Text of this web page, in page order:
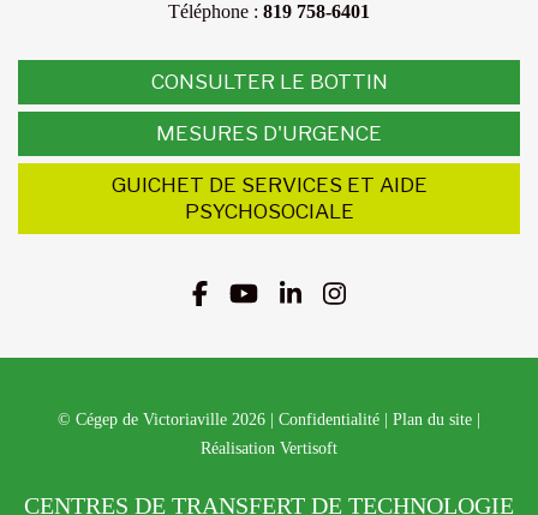
Téléphone : 819 758-6401
CONSULTER LE BOTTIN
MESURES D'URGENCE
GUICHET DE SERVICES ET AIDE
PSYCHOSOCIALE
© Cégep de Victoriaville 2026 Confidentialité Plan du site
Réalisation Vertisoft
CENTRES DE TRANSFERT DE TECHNOLOGIE